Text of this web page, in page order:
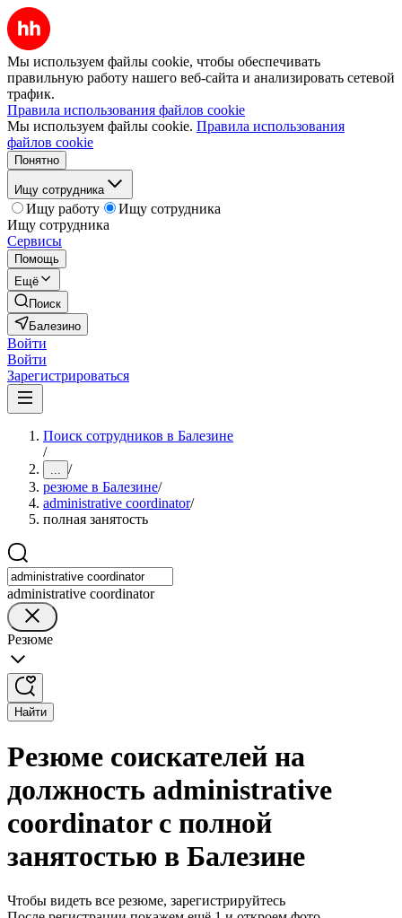
Мы используем файлы cookie, чтобы обеспечивать
правильную работу нашего веб-сайта и анализировать сетевой
трафик.
Правила использования файлов cookie
Мы используем файлы cookie. Правила использования
файлов cookie
Понятно
Ищу сотрудника
Ищу работу
Ищу сотрудника
Ищу сотрудника
Сервисы
Помощь
Ещё
Поиск
Балезино
Войти
Войти
Зарегистрироваться
Поиск сотрудников в Балезине
/
... /
резюме в Балезине/
administrative coordinator/
полная занятость
administrative coordinator
Резюме
Найти
Резюме соискателей на
должность administrative
coordinator с полной
занятостью в Балезине
Чтобы видеть все резюме, зарегистрируйтесь